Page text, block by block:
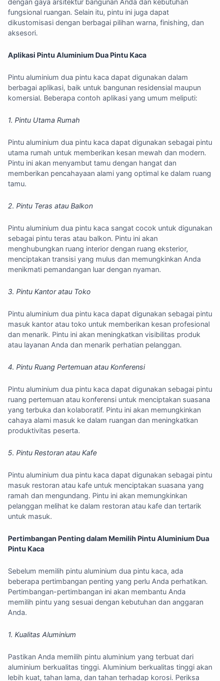
dengan gaya arsitektur bangunan Anda dan kebutuhan
fungsional ruangan. Selain itu, pintu ini juga dapat
dikustomisasi dengan berbagai pilihan warna, finishing, dan
aksesori.
Aplikasi Pintu Aluminium Dua Pintu Kaca
Pintu aluminium dua pintu kaca dapat digunakan dalam
berbagai aplikasi, baik untuk bangunan residensial maupun
komersial. Beberapa contoh aplikasi yang umum meliputi:
1. Pintu Utama Rumah
Pintu aluminium dua pintu kaca dapat digunakan sebagai pintu
utama rumah untuk memberikan kesan mewah dan modern.
Pintu ini akan menyambut tamu dengan hangat dan
memberikan pencahayaan alami yang optimal ke dalam ruang
tamu.
2. Pintu Teras atau Balkon
Pintu aluminium dua pintu kaca sangat cocok untuk digunakan
sebagai pintu teras atau balkon. Pintu ini akan
menghubungkan ruang interior dengan ruang eksterior,
menciptakan transisi yang mulus dan memungkinkan Anda
menikmati pemandangan luar dengan nyaman.
3. Pintu Kantor atau Toko
Pintu aluminium dua pintu kaca dapat digunakan sebagai pintu
masuk kantor atau toko untuk memberikan kesan profesional
dan menarik. Pintu ini akan meningkatkan visibilitas produk
atau layanan Anda dan menarik perhatian pelanggan.
4. Pintu Ruang Pertemuan atau Konferensi
Pintu aluminium dua pintu kaca dapat digunakan sebagai pintu
ruang pertemuan atau konferensi untuk menciptakan suasana
yang terbuka dan kolaboratif. Pintu ini akan memungkinkan
cahaya alami masuk ke dalam ruangan dan meningkatkan
produktivitas peserta.
5. Pintu Restoran atau Kafe
Pintu aluminium dua pintu kaca dapat digunakan sebagai pintu
masuk restoran atau kafe untuk menciptakan suasana yang
ramah dan mengundang. Pintu ini akan memungkinkan
pelanggan melihat ke dalam restoran atau kafe dan tertarik
untuk masuk.
Pertimbangan Penting dalam Memilih Pintu Aluminium Dua
Pintu Kaca
Sebelum memilih pintu aluminium dua pintu kaca, ada
beberapa pertimbangan penting yang perlu Anda perhatikan.
Pertimbangan-pertimbangan ini akan membantu Anda
memilih pintu yang sesuai dengan kebutuhan dan anggaran
Anda.
1. Kualitas Aluminium
Pastikan Anda memilih pintu aluminium yang terbuat dari
aluminium berkualitas tinggi. Aluminium berkualitas tinggi akan
lebih kuat, tahan lama, dan tahan terhadap korosi. Periksa